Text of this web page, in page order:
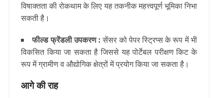
विषाक्तता की रोकथाम के लिए यह तकनीक महत्त्वपूर्ण भूमिका निभा
सकती है।
फील्ड फ्रेंडली उपकरण : सेंसर को पेपर स्ट्रिप्स के रूप में भी
विकसित किया जा सकता है जिससे यह पोर्टेबल परीक्षण किट के
रूप में ग्रामीण व औद्योगिक क्षेत्रों में प्रयोग किया जा सकता है।
आगे की राह